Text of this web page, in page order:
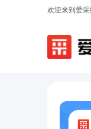
欢迎来到爱